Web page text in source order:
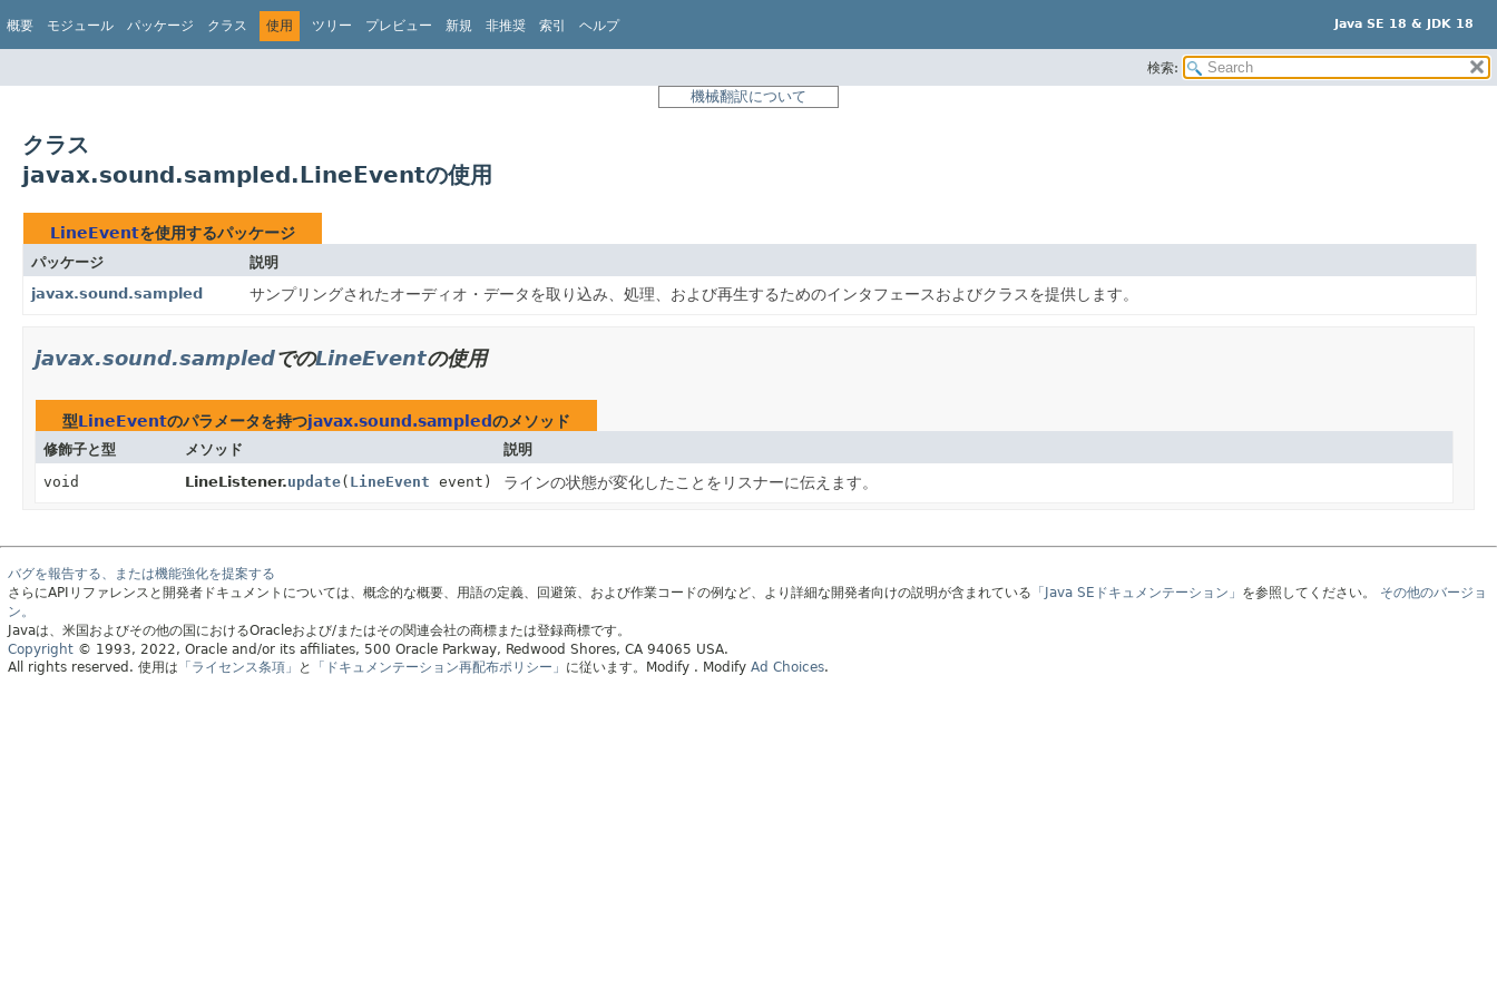
Java SE 18 & JDK 18
概要 モジュール パッケージ クラス 使用 ツリー プレビュー 新規 非推奨 索引 ヘルプ
検索:
機械翻訳について
クラス
javax.sound.sampled.LineEventの使用
LineEventを使用するパッケージ
パッケージ
説明
javax.sound.sampled
サンプリングされたオーディオ・データを取り込み、処理、および再生するためのインタフェースおよびクラスを提供します。
javax.sound.sampledでのLineEventの使用
型LineEventのパラメータを持つjavax.sound.sampledのメソッド
修飾子と型 メソッド
説明
void
LineListener.update( LineEvent event) ラインの状態が変化したことをリスナーに伝えます。
バグを報告する、または機能強化を提案する
さらにAPIリファレンスと開発者ドキュメントについては、概念的な概要、用語の定義、回避策、および作業コードの例など、より詳細な開発者向けの説明が含まれている 「Java SEドキュメンテーション」 を参照してください。
その他のバージョ
ン。
Javaは、米国およびその他の国におけるOracleおよび/またはその関連会社の商標または登録商標です。
Copyright © 1993, 2022, Oracle and/or its affiliates, 500 Oracle Parkway, Redwood Shores, CA 94065 USA.
All rights reserved. 使用は 「ライセンス条項」 と 「ドキュメンテーション再配布ポリシー」 に従います。 Modify . Modify Ad Choices.